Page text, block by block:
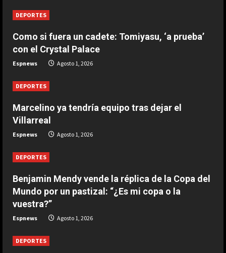
Benjamin Mendy vende la réplica de
la Copa del Mundo por un pastizal:
“¿Es mi copa o la vuestra?”
3
Marcelino ya tendría equipo tras
Agosto 1, 2026
Labyad se rompe el cruzado de la
rodilla
DEPORTES
Como si fuera un cadete: Tomiyasu, ‘a prueba’
con el Crystal Palace
Espnews Agosto 1, 2026
DEPORTES
Marcelino ya tendría equipo tras dejar el
Villarreal
Espnews Agosto 1, 2026
DEPORTES
Benjamin Mendy vende la réplica de la Copa del
Mundo por un pastizal: “¿Es mi copa o la
vuestra?”
Espnews Agosto 1, 2026
DEPORTES